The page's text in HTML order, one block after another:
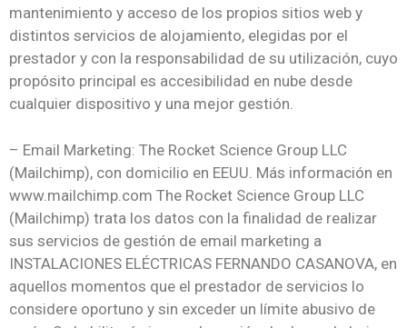
mantenimiento y acceso de los propios sitios web y
distintos servicios de alojamiento, elegidas por el
prestador y con la responsabilidad de su utilización, cuyo
propósito principal es accesibilidad en nube desde
cualquier dispositivo y una mejor gestión.
– Email Marketing: The Rocket Science Group LLC
(Mailchimp), con domicilio en EEUU. Más información en
www.mailchimp.com The Rocket Science Group LLC
(Mailchimp) trata los datos con la finalidad de realizar
sus servicios de gestión de email marketing a
INSTALACIONES ELÉCTRICAS FERNANDO CASANOVA, en
aquellos momentos que el prestador de servicios lo
considere oportuno y sin exceder un límite abusivo de